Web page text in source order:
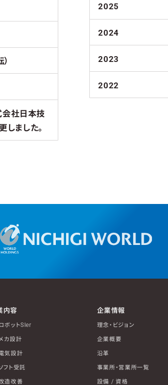
会社日本技
しました。
2025
2024
2023
2022
内容
ボットSIer
カ設計
気設計
フト受託
造改善
企業情報
理念・ビジョン
企業概要
沿革
事業所・営業所一覧
設備 / 資格